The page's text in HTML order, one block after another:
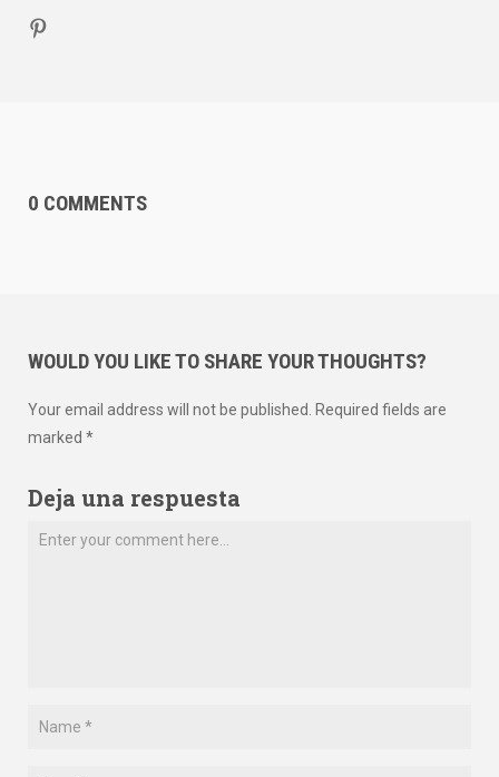
0 COMMENTS
WOULD YOU LIKE TO SHARE YOUR THOUGHTS?
Your email address will not be published. Required fields are
marked *
Deja una respuesta